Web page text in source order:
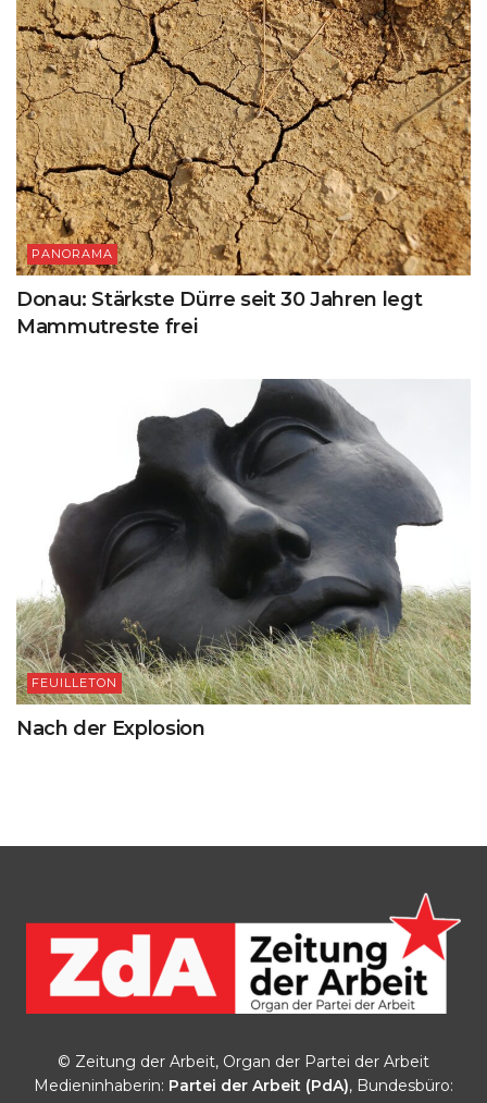
PANORAMA
Donau: Stärkste Dürre seit 30 Jahren legt
Mammutreste frei
FEUILLETON
Nach der Explosion
© Zeitung der Arbeit, Organ der Partei der Arbeit
Medieninhaberin: Partei der Arbeit (PdA), Bundesbüro: